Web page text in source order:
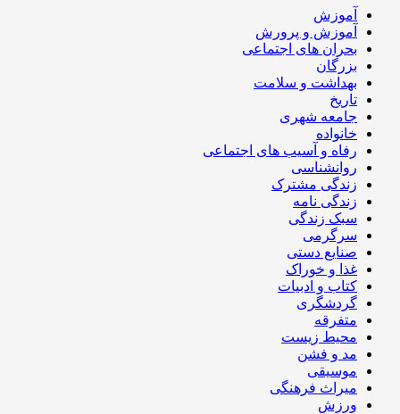
آموزش
آموزش و پرورش
بحران های اجتماعی
بزرگان
بهداشت و سلامت
تاریخ
جامعه شهری
خانواده
رفاه و آسیب های اجتماعی
روانشناسی
زندگی مشترک
زندگی نامه
سبک زندگی
سرگرمی
صنایع دستی
غذا و خوراک
کتاب و ادبیات
گردشگری
متفرقه
محیط زیست
مد و فشن
موسیقی
میراث فرهنگی
ورزش